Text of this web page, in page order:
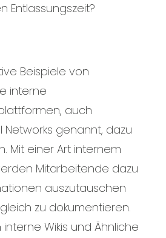
Entlassungszeit?
Beispiele von
interne
auch
genannt, dazu
Mit einer Art internem
Mitarbeitende dazu
auszutauschen
zu dokumentieren.
Wikis und Ähnliche